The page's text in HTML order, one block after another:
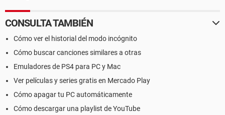
CONSULTA TAMBIÉN
Cómo ver el historial del modo incógnito
Cómo buscar canciones similares a otras
Emuladores de PS4 para PC y Mac
Ver películas y series gratis en Mercado Play
Cómo apagar tu PC automáticamente
Cómo descargar una playlist de YouTube